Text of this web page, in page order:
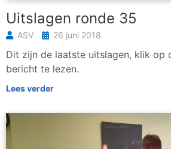
Uitslagen ronde 35
ASV 26 juni 2018
Dit zijn de laatste uitslagen, klik op
bericht te lezen.
Lees verder